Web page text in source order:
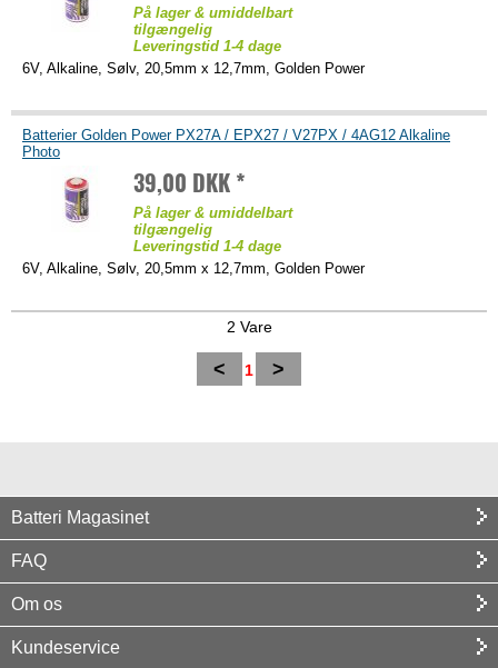
På lager & umiddelbart
tilgængelig
Leveringstid 1-4 dage
6V, Alkaline, Sølv, 20,5mm x 12,7mm, Golden Power
Batterier Golden Power PX27A / EPX27 / V27PX / 4AG12 Alkaline
Photo
39,00 DKK *
På lager & umiddelbart
tilgængelig
Leveringstid 1-4 dage
6V, Alkaline, Sølv, 20,5mm x 12,7mm, Golden Power
2 Vare
< 1 >
Batteri Magasinet
FAQ
Om os
Kundeservice